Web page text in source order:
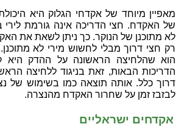
מאפיין מיוחד של אקדחי הגלוק היא
של האקדח. חצי הדריכה אינה גורמת
לא מתוכנן של הנוקר. כך ניתן לשאת את
רק חצי דרוך מבלי לחשוש מירי לא מתוכנן.
הוא שהלחיצה הראשונה על ההדק היא
הדריכות הבאות, זאת בניגוד ללחיצה
דרוך כלל. אותה תוצאה כמו בשימוש של
לבזבז זמן על שחרור האקדח מהנצרה.
אקדחים ישראליים